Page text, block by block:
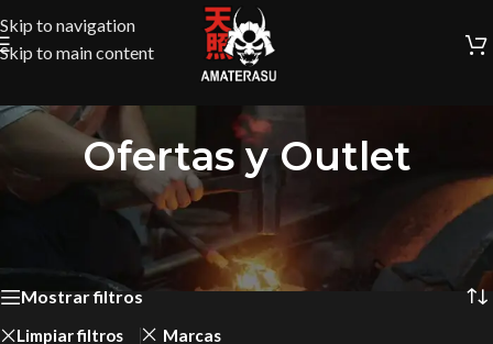
Skip to navigation
Skip to main content
Ofertas y Outlet
Ofertas y Outlet Mostrando los 9 resultados
Mostrar filtros
Limpiar filtros Marcas